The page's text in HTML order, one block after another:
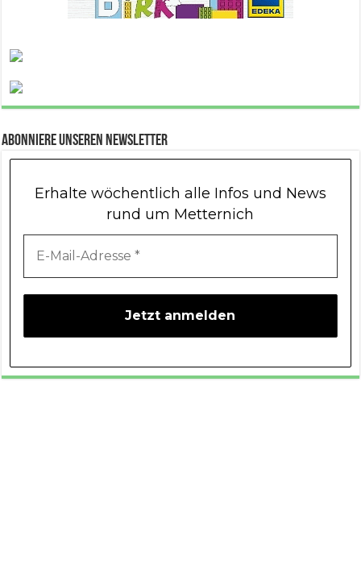
Abonniere unseren Newsletter
Erhalte wöchentlich alle Infos und News
rund um Metternich